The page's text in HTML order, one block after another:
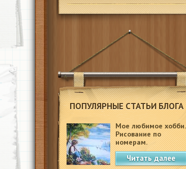
ПОПУЛЯРНЫЕ СТАТЬИ БЛОГА
Мое любимое хобби.
Рисование по
номерам.
Читать далее